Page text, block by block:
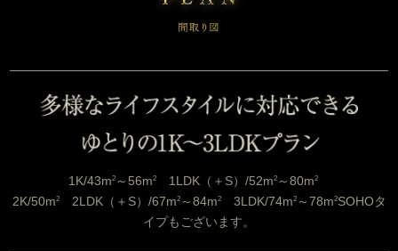
1K/43m2～56m21LDK（＋S）/52m2～80m2
2K/50m22LDK（＋S）/67m2～84m23LDK/74m2～78m2SOHOタ
イプもございます。